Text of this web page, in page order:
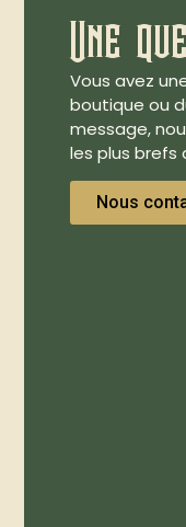
Une
Vous avez
boutique ou
message,
les plus brefs
Nous